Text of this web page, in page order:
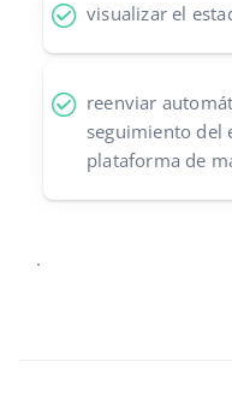
visualizar el
reenviar
seguimiento del
plataforma de
.